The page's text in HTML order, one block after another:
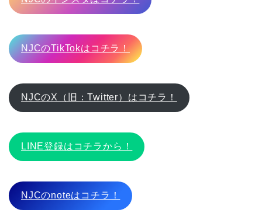
NJCのTikTokはコチラ！
NJCのX（旧：Twitter）はコチラ！
LINE登録はコチラから！
NJCのnoteはコチラ！